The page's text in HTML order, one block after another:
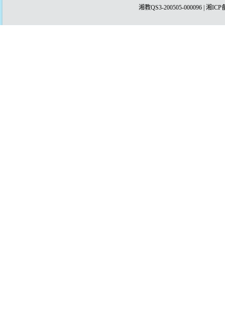
湘教QS3-200505-000096 | 湘